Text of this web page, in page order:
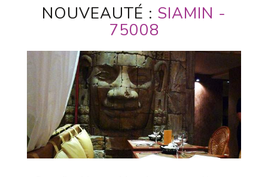
NOUVEAUTÉ : SIAMIN -
75008